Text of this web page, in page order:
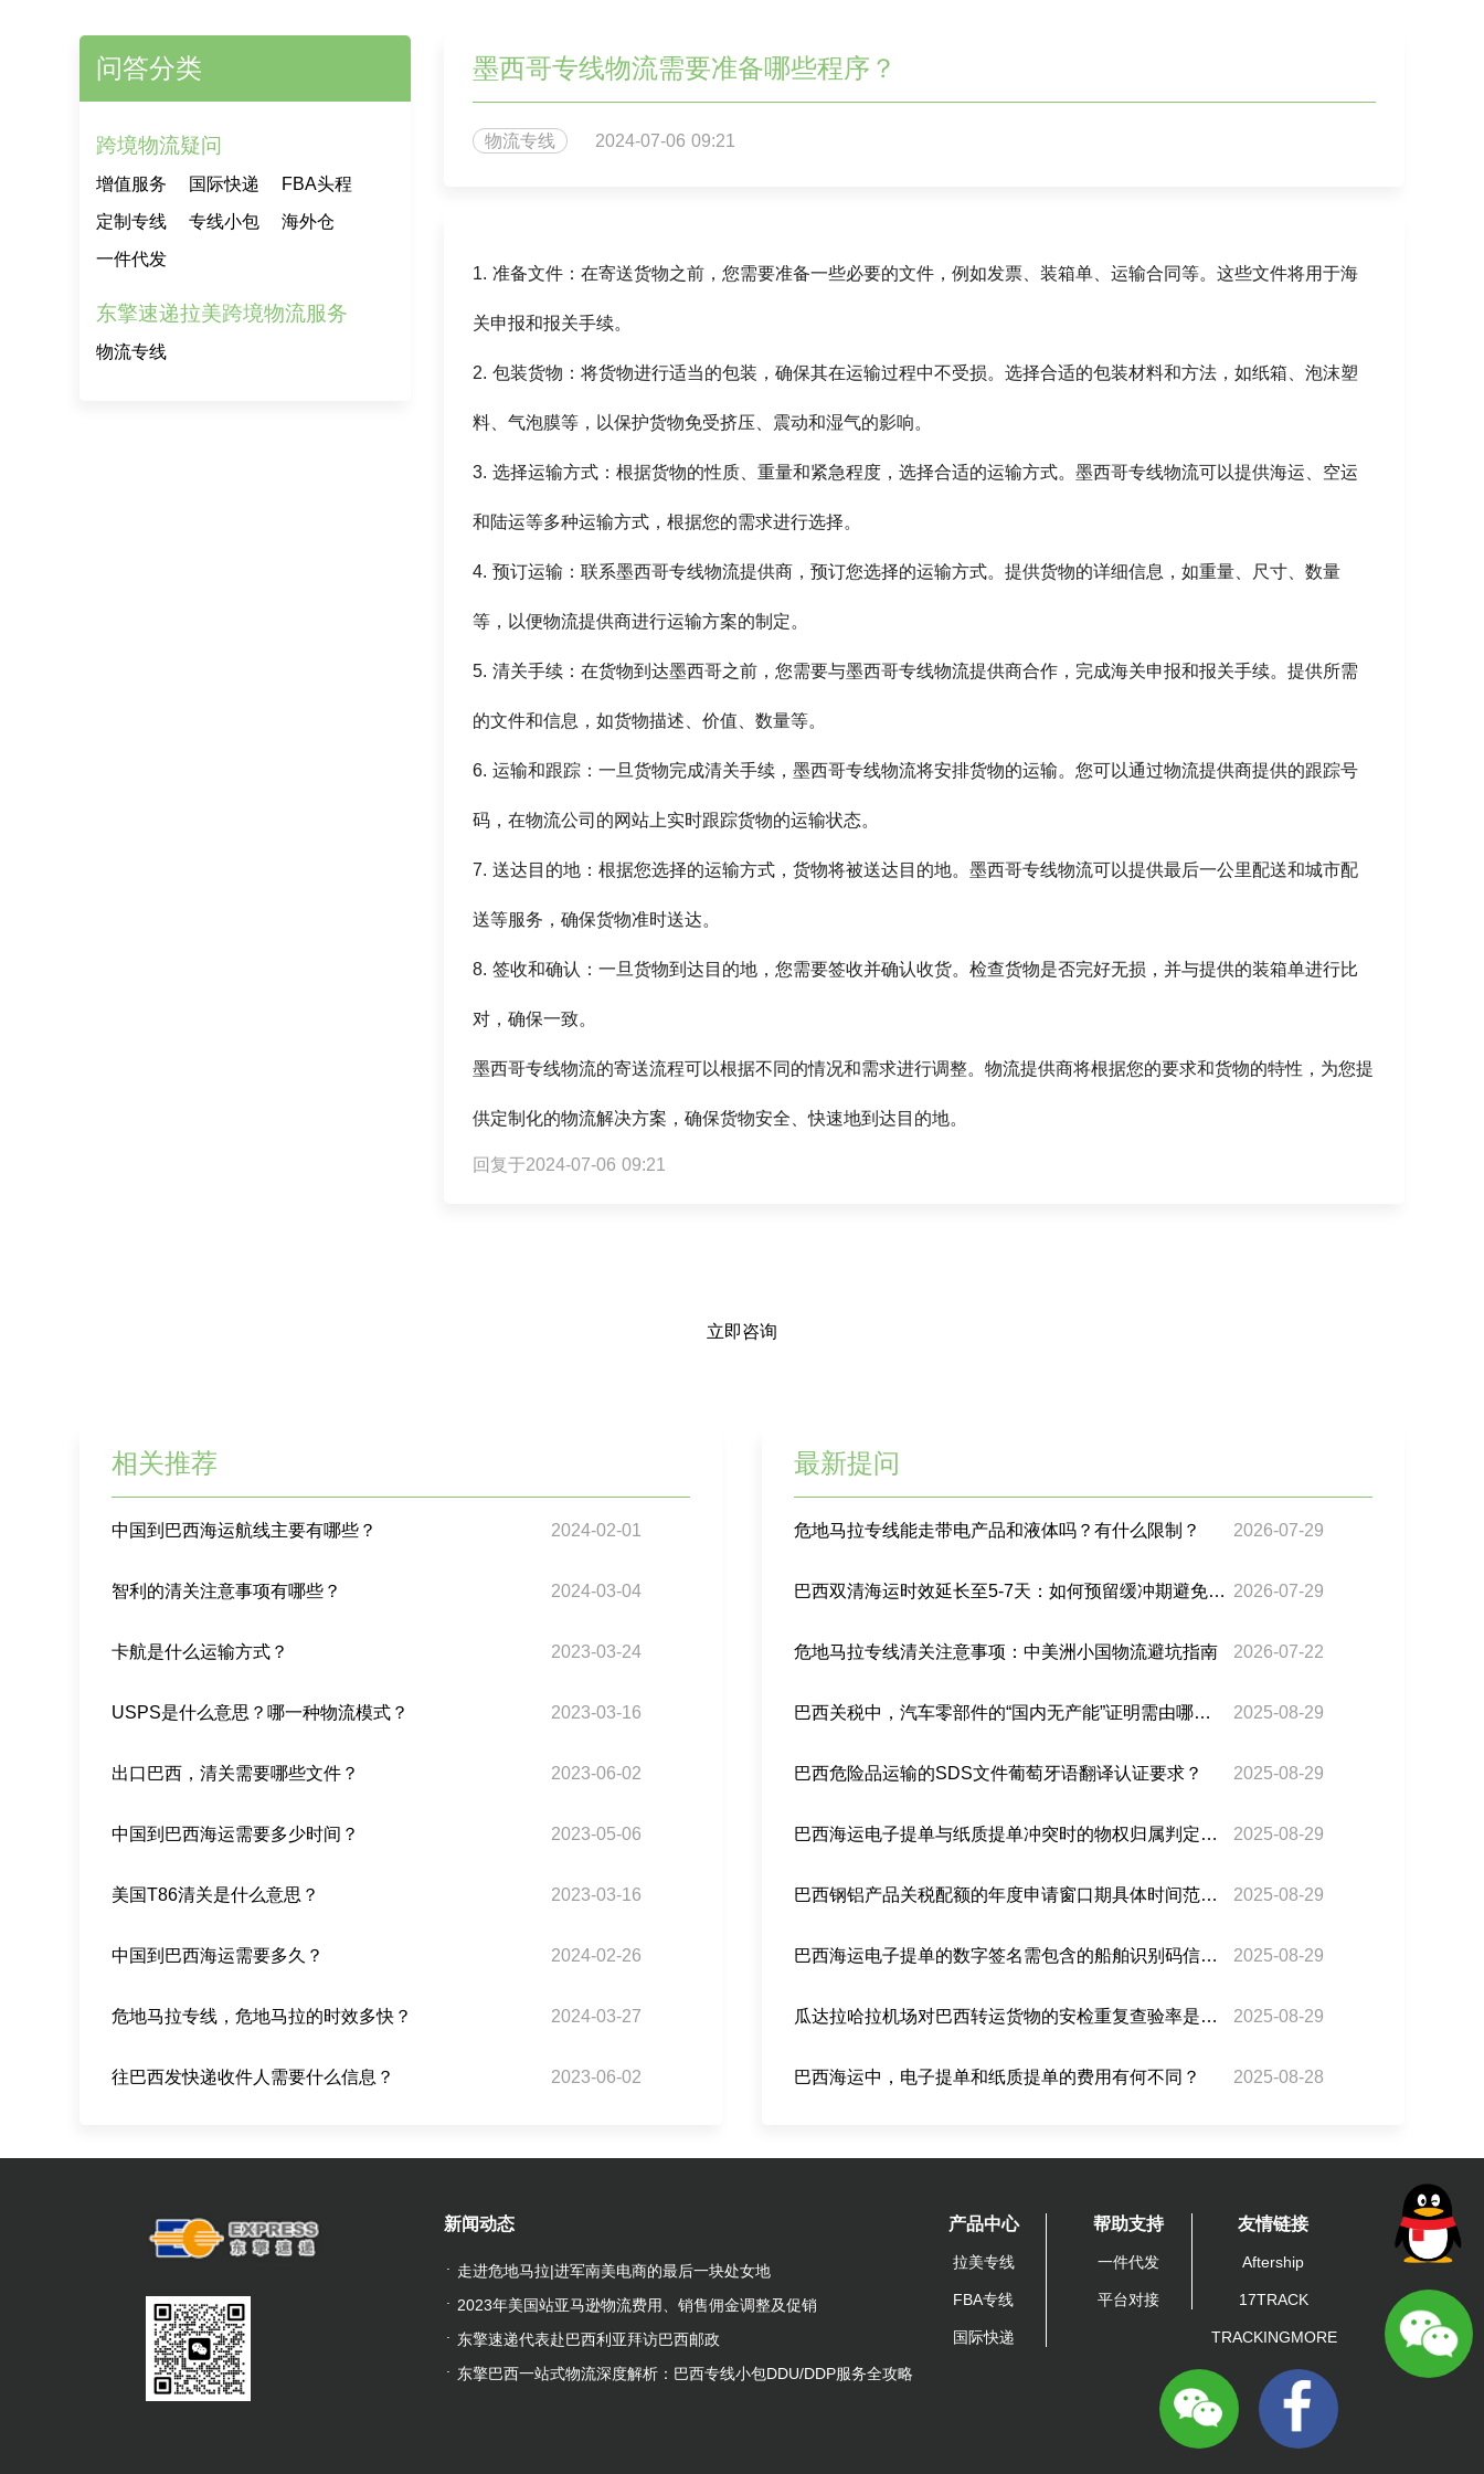
问答分类
跨境物流疑问
增值服务 国际快递
FBA头程
定制专线
专线小包
海外仓
一件代发
东擎速递拉美跨境物流服务
物流专线
墨西哥专线物流需要准备哪些程序？
物流专线 2024-07-06 09:21
1. 准备文件：在寄送货物之前，您需要准备一些必要的文件，例如发票、装箱单、运输合同等。这些文件将用于海
关申报和报关手续。
2. 包装货物：将货物进行适当的包装，确保其在运输过程中不受损。选择合适的包装材料和方法，如纸箱、泡沫塑
料、气泡膜等，以保护货物免受挤压、震动和湿气的影响。
3. 选择运输方式：根据货物的性质、重量和紧急程度，选择合适的运输方式。墨西哥专线物流可以提供海运、空运
和陆运等多种运输方式，根据您的需求进行选择。
4. 预订运输：联系墨西哥专线物流提供商，预订您选择的运输方式。提供货物的详细信息，如重量、尺寸、数量
等，以便物流提供商进行运输方案的制定。
5. 清关手续：在货物到达墨西哥之前，您需要与墨西哥专线物流提供商合作，完成海关申报和报关手续。提供所需
的文件和信息，如货物描述、价值、数量等。
6. 运输和跟踪：一旦货物完成清关手续，墨西哥专线物流将安排货物的运输。您可以通过物流提供商提供的跟踪号
码，在物流公司的网站上实时跟踪货物的运输状态。
7. 送达目的地：根据您选择的运输方式，货物将被送达目的地。墨西哥专线物流可以提供最后一公里配送和城市配
送等服务，确保货物准时送达。
8. 签收和确认：一旦货物到达目的地，您需要签收并确认收货。检查货物是否完好无损，并与提供的装箱单进行比
对，确保一致。
墨西哥专线物流的寄送流程可以根据不同的情况和需求进行调整。物流提供商将根据您的要求和货物的特性，为您提
供定制化的物流解决方案，确保货物安全、快速地到达目的地。
回复于2024-07-06 09:21
立即咨询
最新提问
危地马拉专线能走带电产品和液体吗？有什么限制？ 2026-07-29
巴西双清海运时效延长至5-7天：如何预留缓冲期避免客诉？ 2026-07-29
危地马拉专线清关注意事项：中美洲小国物流避坑指南 2026-07-22
巴西关税中，汽车零部件的“国内无产能”证明需由哪个政府部门出具？ 2025-08-29
巴西危险品运输的SDS文件葡萄牙语翻译认证要求？ 2025-08-29
巴西海运电子提单与纸质提单冲突时的物权归属判定依据？ 2025-08-29
巴西钢铝产品关税配额的年度申请窗口期具体时间范围？ 2025-08-29
巴西海运电子提单的数字签名需包含的船舶识别码信息？ 2025-08-29
瓜达拉哈拉机场对巴西转运货物的安检重复查验率是多少？ 2025-08-29
巴西海运中，电子提单和纸质提单的费用有何不同？ 2025-08-28
相关推荐
中国到巴西海运航线主要有哪些？ 2024-02-01
智利的清关注意事项有哪些？ 2024-03-04
卡航是什么运输方式？ 2023-03-24
USPS是什么意思？哪一种物流模式？ 2023-03-16
出口巴西，清关需要哪些文件？ 2023-06-02
中国到巴西海运需要多少时间？ 2023-05-06
美国T86清关是什么意思？ 2023-03-16
中国到巴西海运需要多久？ 2024-02-26
危地马拉专线，危地马拉的时效多快？ 2024-03-27
往巴西发快递收件人需要什么信息？ 2023-06-02
新闻动态
走进危地马拉|进军南美电商的最后一块处女地
2023年美国站亚马逊物流费用、销售佣金调整及促销
东擎速递代表赴巴西利亚拜访巴西邮政
东擎巴西一站式物流深度解析：巴西专线小包DDU/DDP服务全攻略
产品中心
拉美专线
FBA专线
国际快递
帮助支持
一件代发
平台对接
友情链接
Aftership
17TRACK
TRACKINGMORE